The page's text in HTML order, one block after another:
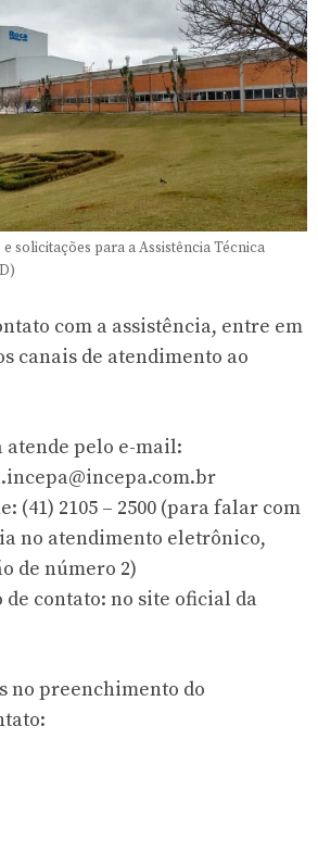
solicitações para a Assistência Técnica
com a assistência, entre em
canais de atendimento ao
atende pelo e-mail:
(41) 2105 – 2500 (para falar com
no atendimento eletrônico,
de número 2)
contato: no site oficial da
no preenchimento do